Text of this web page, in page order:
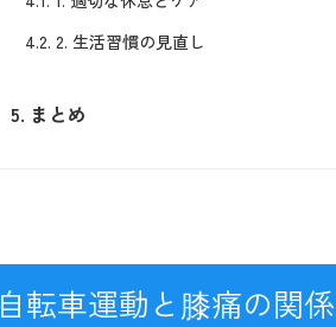
4.2. 2. 生活習慣の見直し
5. まとめ
自転車運動と膝痛の関係